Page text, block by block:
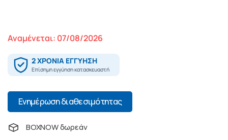
Αναμένεται: 07/08/2026
Ενημέρωση διαθεσιμότητας
BOXNOW δωρεάν